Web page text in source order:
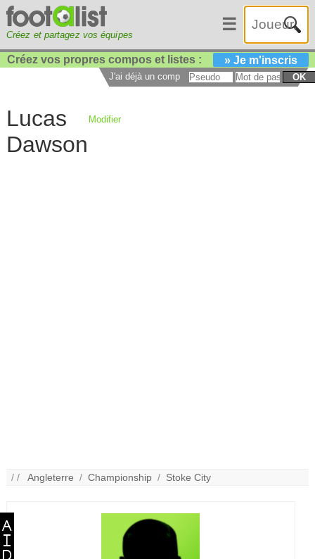
Créez et partagez vos équipes
☰
Créez vos propres compos et listes : » Je m'inscris
J'ai déjà un compte : OK
Lucas
Dawson
Modifier
/ /Angleterre /Championship / Stoke City